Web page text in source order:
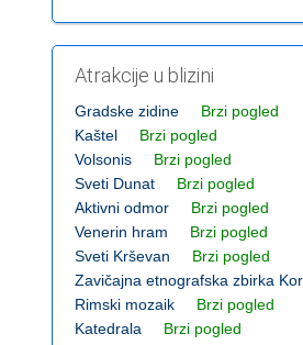
Atrakcije u blizini
Gradske zidine
Brzi pogled
Kaštel
Brzi pogled
Volsonis
Brzi pogled
Sveti Dunat
Brzi pogled
Aktivni odmor
Brzi pogled
Venerin hram
Brzi pogled
Sveti Krševan
Brzi pogled
Zavičajna etnografska zbirka
Rimski mozaik
Brzi pogled
Katedrala
Brzi pogled